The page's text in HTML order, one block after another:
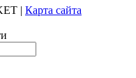
| Карта сайта